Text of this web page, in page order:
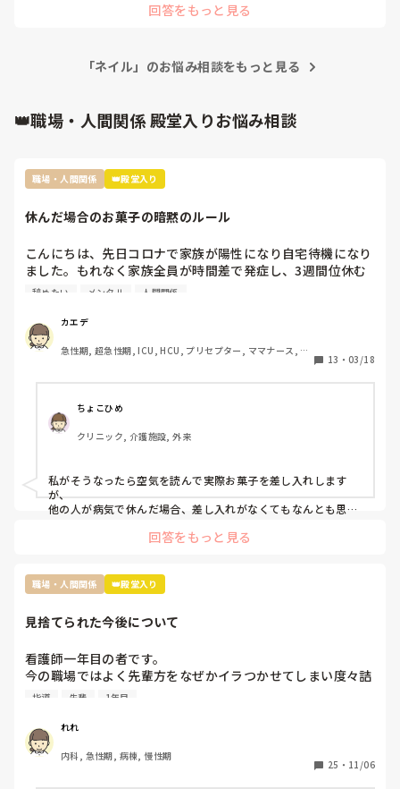
「2年目になったんでいいかな〜と思って〜」
師長も驚いて、「すぐに髪色直して、ネイルも落としてき
「髪の毛かなり傷んでるんで、そんな頻繁にカラーできない
「サロン行ってオフしなきゃなんでそんなすぐに行けませ
もう呆れ返って「そ、そうなんだ…」としか言えなくなって
しまいました…(笑)
新人として入職してきてから1年間、手塩にかけて育ててき
たつもりでした。しかし2年目になった途端こんなことが起
き、私の1年間の努力は何だったんだ…と思わざるを得ない
その後私自身が休職となってしまったので、彼女のその後に
ついては分からないのですが…とりあえず辞めずに仕事を続
けているそうです。
皆さんの職場で、新人さんに絶望したエピソードはあります
か？
回答をもっと見る
「ネイル」のお悩み相談をもっと見る
👑職場・人間関係 殿堂入りお悩み相談
職場・人間関係 👑殿堂入り
休んだ場合のお菓子の暗黙のルール
こんにちは、先日コロナで家族が陽性になり自宅待機になり
ました。もれなく家族全員が時間差で発症し、3週間位休む
ことになりました。
菓子を4袋くらい買って行ったんですが…
裏であんなに迷惑かけたのにファミリーパックって馬鹿にさ
れてるよねとお局がクラークさんに言ってたんですよね。
いな感じ、やむを得ない理由での突発的な休みではファミリ
ーパックとかみんなで食べれるお菓子を買ってくるみたいな
暗黙のルールがありました。
転職して初めての何日も休む休みだし、他の方もコストコの
にしましたが…
ぶっちゃけ遊んでたわけではなくむしろコロナで苦しんでた
のにお菓子ごときでって話なんですけど、菓子折り買いに行
皆さんはそんな休んだらお菓子みたいなルールあります
辞めたい メンタル 人間関係
カエデ
急性期, 超急性期, ICU, HCU, プリセプター, ママナース, リ
13 ・ 03/18
ちょこひめ
クリニック, 介護施設, 外来
私がそうなったら空気を読んで実際お菓子を差し入れします
が、
他の人が病気で休んだ場合、差し入れがなくてもなんとも思わ
コロナ感染の類や急病の場合は特に、そんな余裕もないでしょ
ね。
当たり前なんだから、文句言う人の気持ちが全くわかりませ
多分その人はいいお菓子を貰っても、休んだ事に対して文句を
言うタイプじゃないかなと思います。
『ただの文句言いたいウーマン』だと認識してしまいます。
そういう人は苦手なので、私だったら本人に
回答をもっと見る
職場・人間関係 👑殿堂入り
見捨てられた今後について
看護師一年目の者です。
今の職場ではよく先輩方をなぜかイラつかせてしまい度々詰
所で私のことについて色々と言ってることを耳にします。
が不快に感じると言われてます。
推測ですが私は人見知りで話すのが苦手なため毎日ペコペコ
しながら愛想笑いをして先輩方の機嫌を伺いなんとか仕事を
指導 先輩 1年目
れれ
内科, 急性期, 病棟, 慢性期
25 ・ 11/06